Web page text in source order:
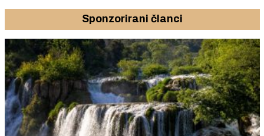
Sponzorirani članci